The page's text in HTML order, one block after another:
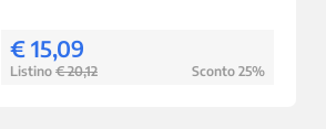
€ 15,09
Listino € 20,12 Sconto 25%